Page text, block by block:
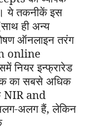
ये तकनीकें इस
ही अन्य
ऑनलाइन तरंग
online
नियर इन्फ्रारेड
का सबसे अधिक
NIR and
अलग हैं, लेकिन